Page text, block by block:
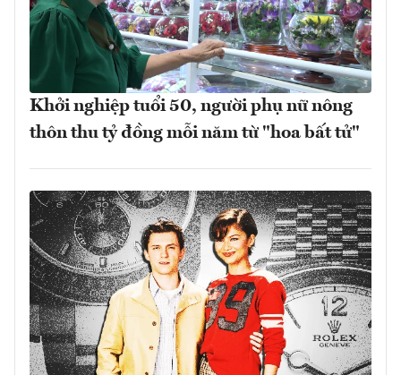
Khởi nghiệp tuổi 50, người phụ nữ nông
thôn thu tỷ đồng mỗi năm từ "hoa bất tử"